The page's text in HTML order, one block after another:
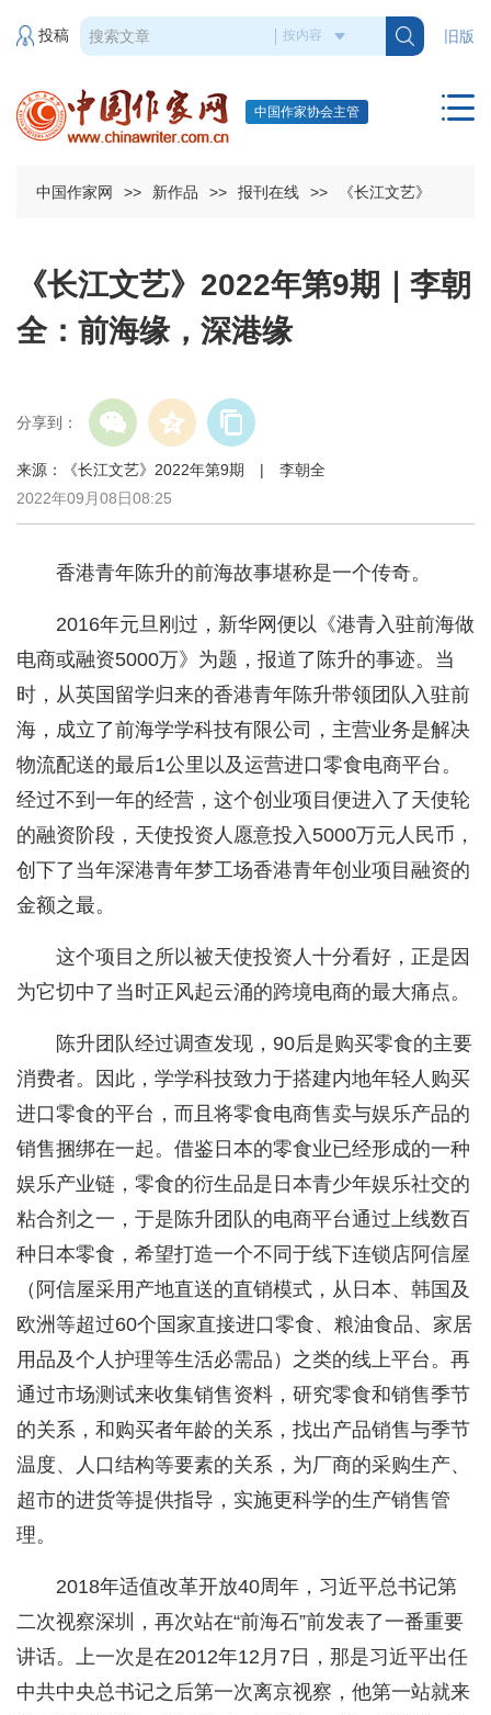
旧版
投稿
中国作家协会主管
中国作家网 >> 新作品 >> 报刊在线 >> 《长江文艺》
《长江文艺》2022年第9期｜李朝
全：前海缘，深港缘
分享到：
来源：《长江文艺》2022年第9期 | 李朝全
2022年09月08日08:25
香港青年陈升的前海故事堪称是一个传奇。
2016年元旦刚过，新华网便以《港青入驻前海做
电商或融资5000万》为题，报道了陈升的事迹。当
时，从英国留学归来的香港青年陈升带领团队入驻前
海，成立了前海学学科技有限公司，主营业务是解决
物流配送的最后1公里以及运营进口零食电商平台。
经过不到一年的经营，这个创业项目便进入了天使轮
的融资阶段，天使投资人愿意投入5000万元人民币，
创下了当年深港青年梦工场香港青年创业项目融资的
金额之最。
这个项目之所以被天使投资人十分看好，正是因
为它切中了当时正风起云涌的跨境电商的最大痛点。
陈升团队经过调查发现，90后是购买零食的主要
消费者。因此，学学科技致力于搭建内地年轻人购买
进口零食的平台，而且将零食电商售卖与娱乐产品的
销售捆绑在一起。借鉴日本的零食业已经形成的一种
娱乐产业链，零食的衍生品是日本青少年娱乐社交的
粘合剂之一，于是陈升团队的电商平台通过上线数百
种日本零食，希望打造一个不同于线下连锁店阿信屋
（阿信屋采用产地直送的直销模式，从日本、韩国及
欧洲等超过60个国家直接进口零食、粮油食品、家居
用品及个人护理等生活必需品）之类的线上平台。再
通过市场测试来收集销售资料，研究零食和销售季节
的关系，和购买者年龄的关系，找出产品销售与季节
温度、人口结构等要素的关系，为厂商的采购生产、
超市的进货等提供指导，实施更科学的生产销售管
理。
2018年适值改革开放40周年，习近平总书记第
二次视察深圳，再次站在“前海石”前发表了一番重要
讲话。上一次是在2012年12月7日，那是习近平出任
中共中央总书记之后第一次离京视察，他第一站就来